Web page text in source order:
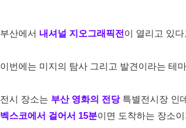
부산에서 내셔널 지오그래픽전이 열리고 있
이번에는 미지의 탐사 그리고 발견이라는 테
전시 장소는 부산 영화의 전당특별전시장 인
벡스코에서 걸어서 15분이면 도착하는 장소